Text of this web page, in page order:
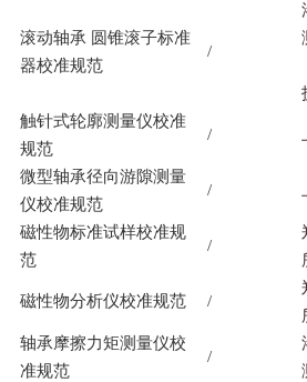
滚动轴承 圆锥滚子标准
器校准规范
/
触针式轮廓测量仪校准
规范
/
微型轴承径向游隙测量
仪校准规范
/
磁性物标准试样校准规
范
/
磁性物分析仪校准规范 /
轴承摩擦力矩测量仪校
准规范
/